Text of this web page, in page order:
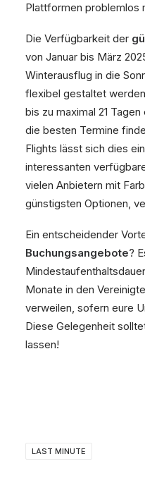
Plattformen problemlos
Die Verfügbarkeit der
von Januar bis März
Winterausflug in die
flexibel gestaltet
bis zu maximal 21
die besten Termine
Flights lässt sich dies
interessanten
vielen Anbietern mit
günstigsten Optionen,
Ein entscheidender
Buchungsangebote?
Monate in den
verweilen, sofern eure
Diese Gelegenheit
lassen!
LAST MINUTE